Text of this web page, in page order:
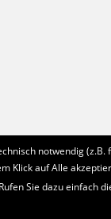
notwendig
Klick auf Alle
Sie dazu einfach